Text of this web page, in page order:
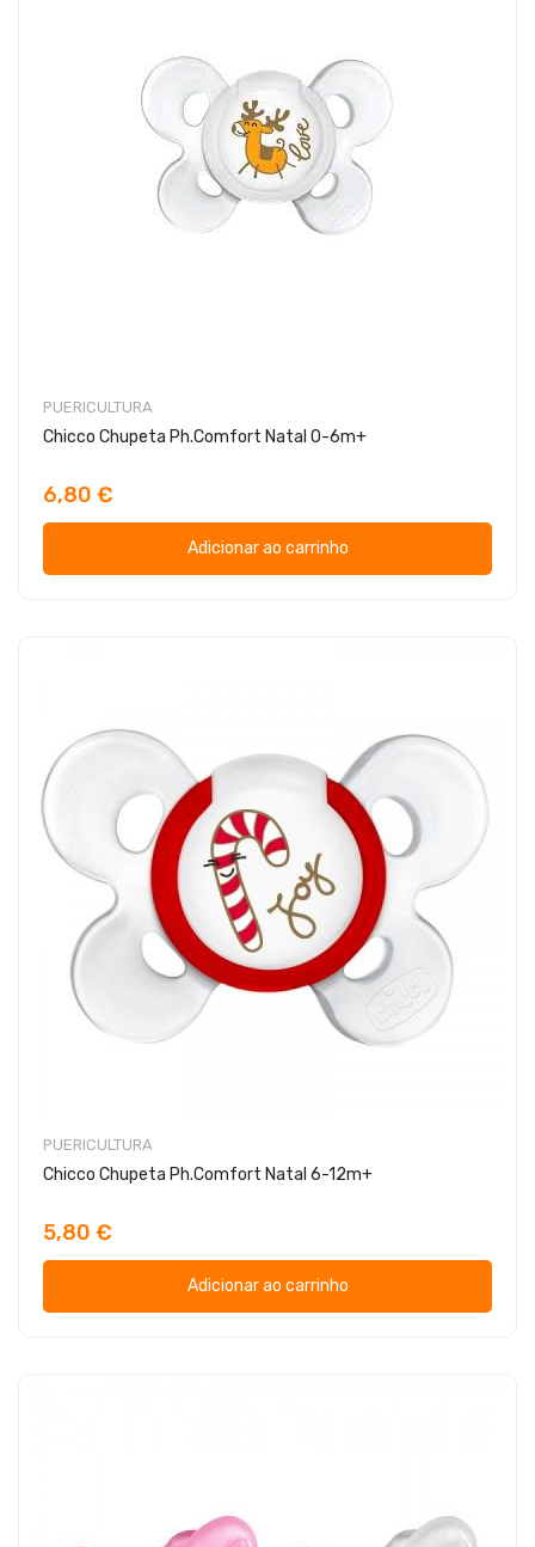
PUERICULTURA
Chicco Chupeta Ph.Comfort Natal 0-6m+
6,80 €
Adicionar ao carrinho
PUERICULTURA
Chicco Chupeta Ph.Comfort Natal 6-12m+
5,80 €
Adicionar ao carrinho